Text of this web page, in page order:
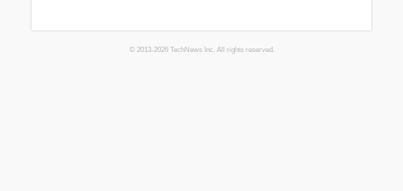
© 2013-2026 TechNews Inc. All rights reserved.